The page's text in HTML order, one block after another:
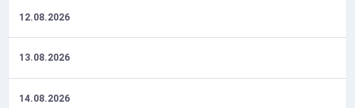
12.08.2026
13.08.2026
14.08.2026